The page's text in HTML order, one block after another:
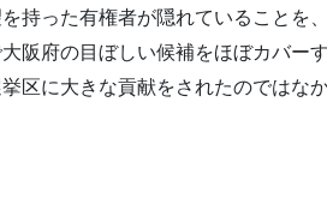
持った有権者が隠れていることを
阪府の目ぼしい候補をほぼカバー
区に大きな貢献をされたのではな